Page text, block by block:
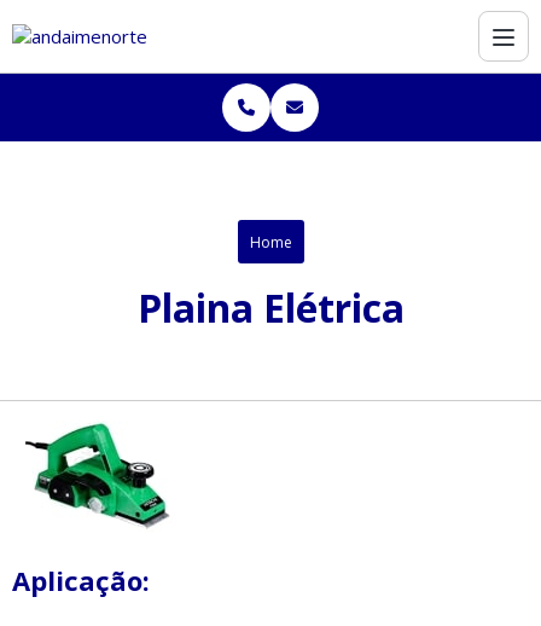
Home
Plaina Elétrica
Aplicação: